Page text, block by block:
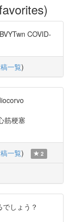
COVID-
一覧)
筋梗塞
一覧) 2
しょう？